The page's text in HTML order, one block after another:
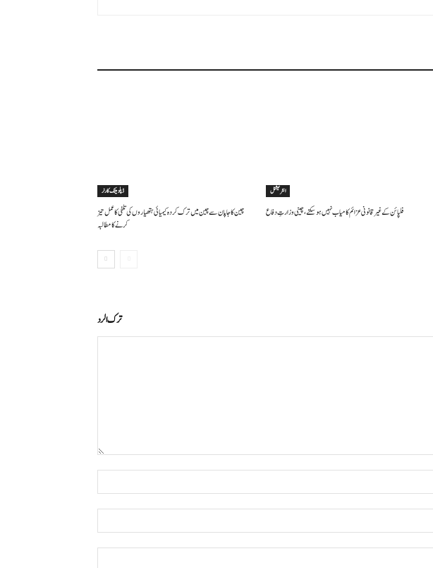
انٹرنیشنل
فلپائن کے غیر قانونی عزائم کامیاب نہیں ہو سکتے ، چینی وزارتِ دفاع
ڈپلومیٹک کارنر
چین کا جاپان سے چین میں ترک کردہ کیمیائی ہتھیاروں کی تلفی کا عمل تیز
کرنے کا مطالبہ
ترك الرد
التعليق:
اسم:*
البريد
الإلكتروني:*
الموقع: